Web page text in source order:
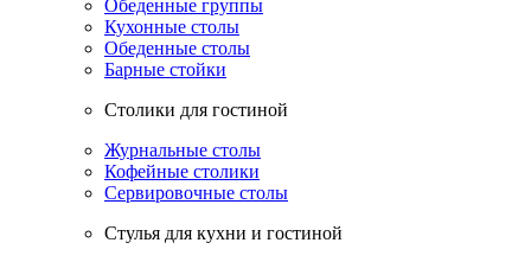
Обеденные группы
Кухонные столы
Обеденные столы
Барные стойки
Столики для гостиной
Журнальные столы
Кофейные столики
Сервировочные столы
Стулья для кухни и гостиной